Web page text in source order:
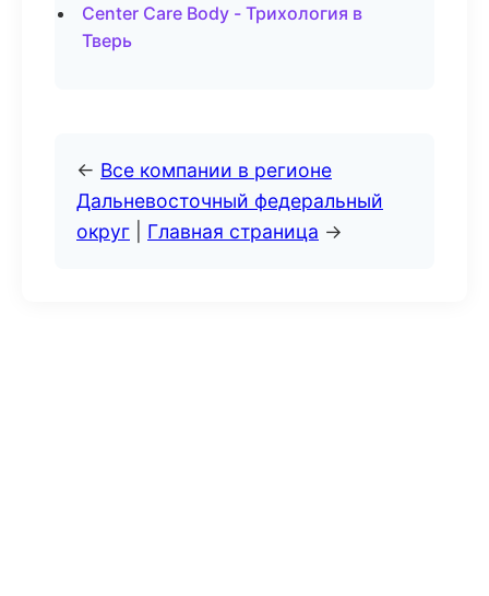
Center Care Body - Трихология в
Тверь
← Все компании в регионе
Дальневосточный федеральный
округ
Главная страница →